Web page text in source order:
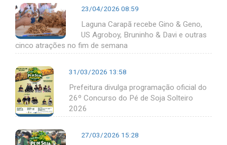
23/04/2026 08:59
Laguna Carapã recebe Gino & Geno,
US Agroboy, Bruninho & Davi e outras
cinco atrações no fim de semana
31/03/2026 13:58
Prefeitura divulga programação oficial do
26º Concurso do Pé de Soja Solteiro
2026
27/03/2026 15:28